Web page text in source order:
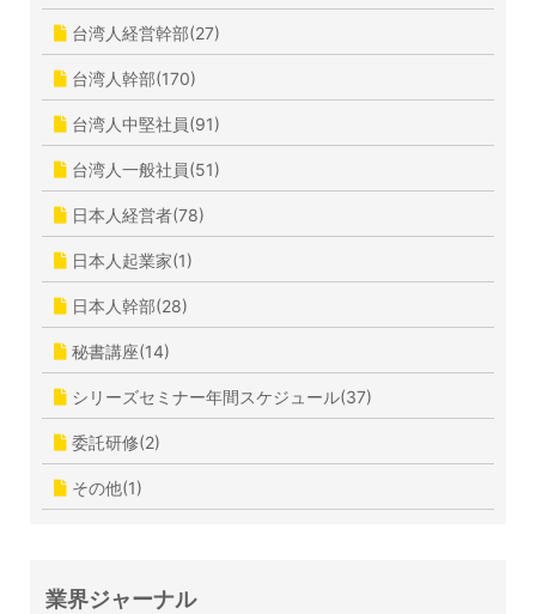
台湾人経営幹部(27)
台湾人幹部(170)
台湾人中堅社員(91)
台湾人一般社員(51)
日本人経営者(78)
日本人起業家(1)
日本人幹部(28)
秘書講座(14)
シリーズセミナー年間スケジュール(37)
委託研修(2)
その他(1)
業界ジャーナル